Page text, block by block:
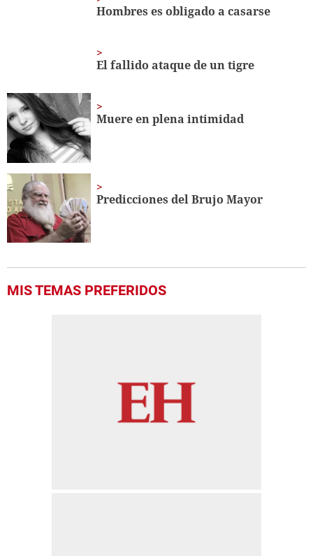
Hombres es obligado a casarse
El fallido ataque de un tigre
Muere en plena intimidad
Predicciones del Brujo Mayor
MIS TEMAS PREFERIDOS